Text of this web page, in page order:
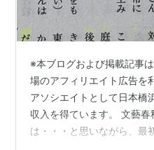
※本ブログおよび掲載記事
場のアフィリエイト広告を
アソシエイトとして日本橋
収入を得ています。 文藝
は・・・と思いながら、最